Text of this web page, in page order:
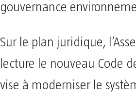
gouvernance
Sur le plan juridique,
lecture le nouveau Code
vise à moderniser le